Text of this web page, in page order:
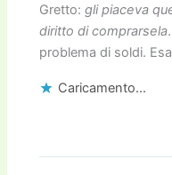
Gretto:gli piaceva
diritto di comprarsela
problema di soldi.
Caricamento...